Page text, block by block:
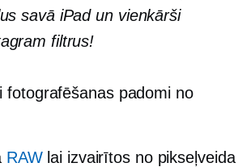
savā iPad un vienkārši
filtrus!
fotografēšanas padomi no
RAWlai izvairītos no pikseļveida